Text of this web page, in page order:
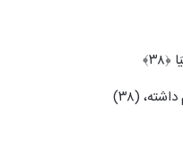
(۳۸)